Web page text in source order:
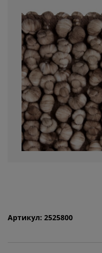
Артикул: 2525800